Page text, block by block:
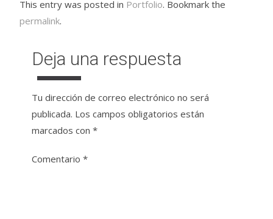
This entry was posted in Portfolio. Bookmark the
permalink.
Deja una respuesta
Tu dirección de correo electrónico no será
publicada. Los campos obligatorios están
marcados con*
Comentario*